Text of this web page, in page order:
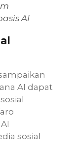
AI
AI dapat
sosial